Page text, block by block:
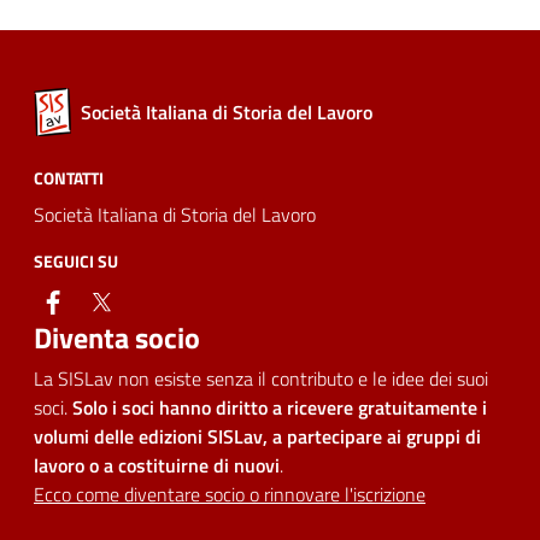
Società Italiana di Storia del Lavoro
CONTATTI
Società Italiana di Storia del Lavoro
SEGUICI SU
facebook
Diventa socio
La SISLav non esiste senza il contributo e le idee dei suoi
soci.Solo i soci hanno diritto a ricevere gratuitamente i
volumi delle edizioni SISLav, a partecipare ai gruppi di
lavoro o a costituirne di nuovi.
Ecco come diventare socio o rinnovare l'iscrizione